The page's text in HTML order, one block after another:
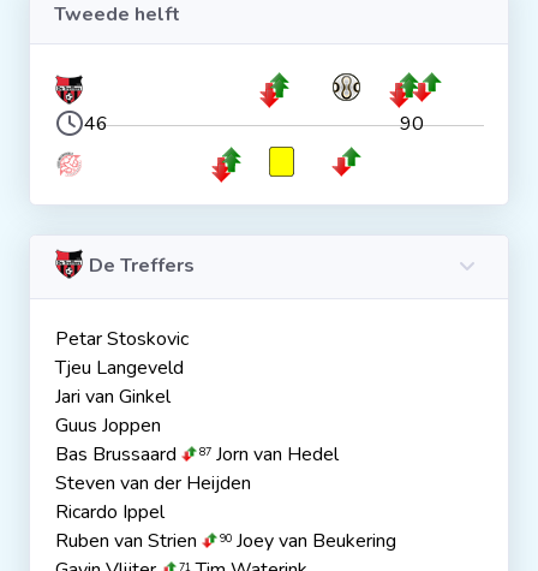
Tweede helft
46 90
De Treffers
Petar Stoskovic
Tjeu Langeveld
Jari van Ginkel
Guus Joppen
Bas Brussaard
87 Jorn van Hedel
Steven van der Heijden
Ricardo Ippel
Ruben van Strien
90 Joey van Beukering
71